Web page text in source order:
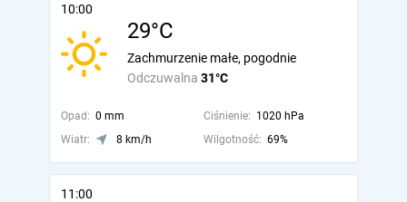
10:00
29°C
Odczuwalna 31°C
Zachmurzenie małe, pogodnie
Opad: 0 mm Ciśnienie: 1020 hPa
Wiatr:
8 km/h Wilgotność: 69%
11:00